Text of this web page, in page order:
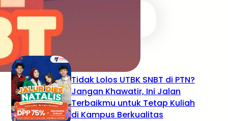
Tidak Lolos UTBK SNBT di PTN?
Jangan Khawatir, Ini Jalan
Terbaikmu untuk Tetap Kuliah
di Kampus Berkualitas